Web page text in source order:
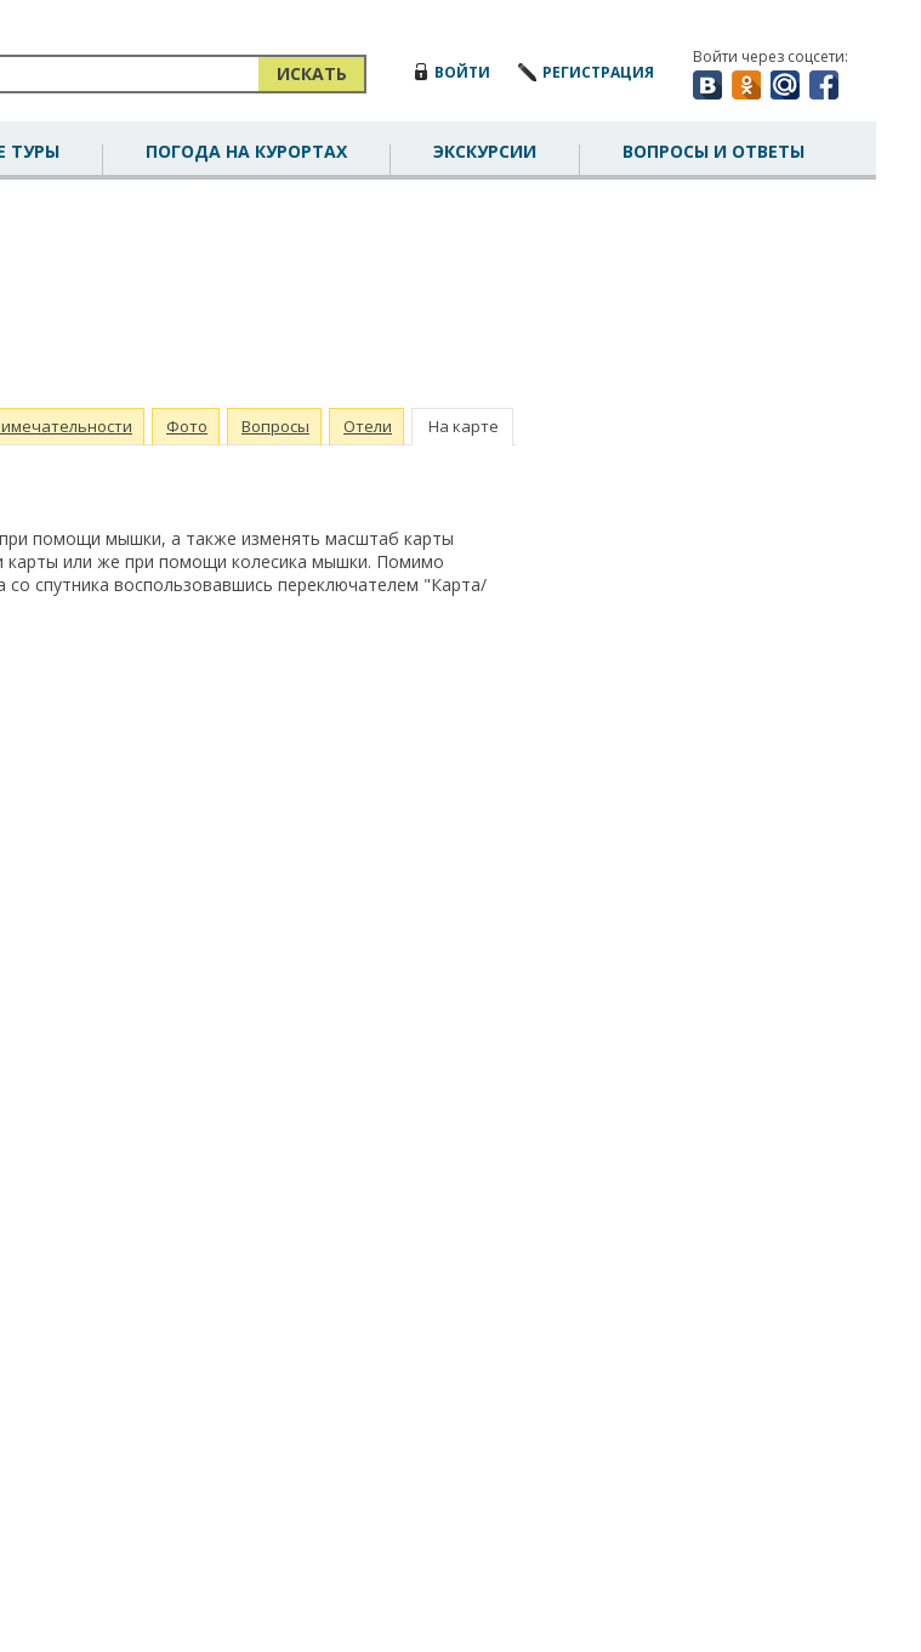
ИСКАТЬ ВОЙТИ РЕГИСТРАЦИЯ
Войти через соцсети:
ТУРЫ ПОГОДА НА КУРОРТАХ ЭКСКУРСИИ ВОПРОСЫ И ОТВЕТЫ
Фото Вопросы Отели На карте
помощи мышки, а также изменять масштаб карты
карты или же при помощи колесика мышки. Помимо
спутника воспользовавшись переключателем "Карта/